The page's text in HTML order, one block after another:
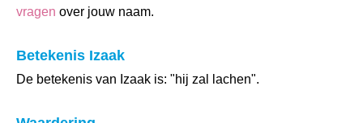
vragen over jouw naam.
Betekenis Izaak
De betekenis van Izaak is: "hij zal lachen".